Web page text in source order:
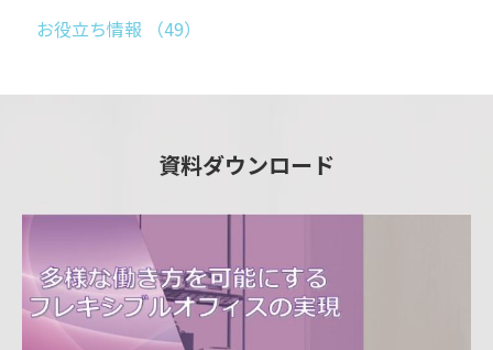
お役立ち情報
（49）
資料ダウンロード